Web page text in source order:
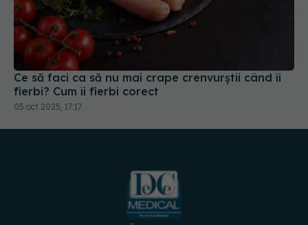
Ce să faci ca să nu mai crape crenvurștii când îi
fierbi? Cum îi fierbi corect
05 oct 2025, 17:17